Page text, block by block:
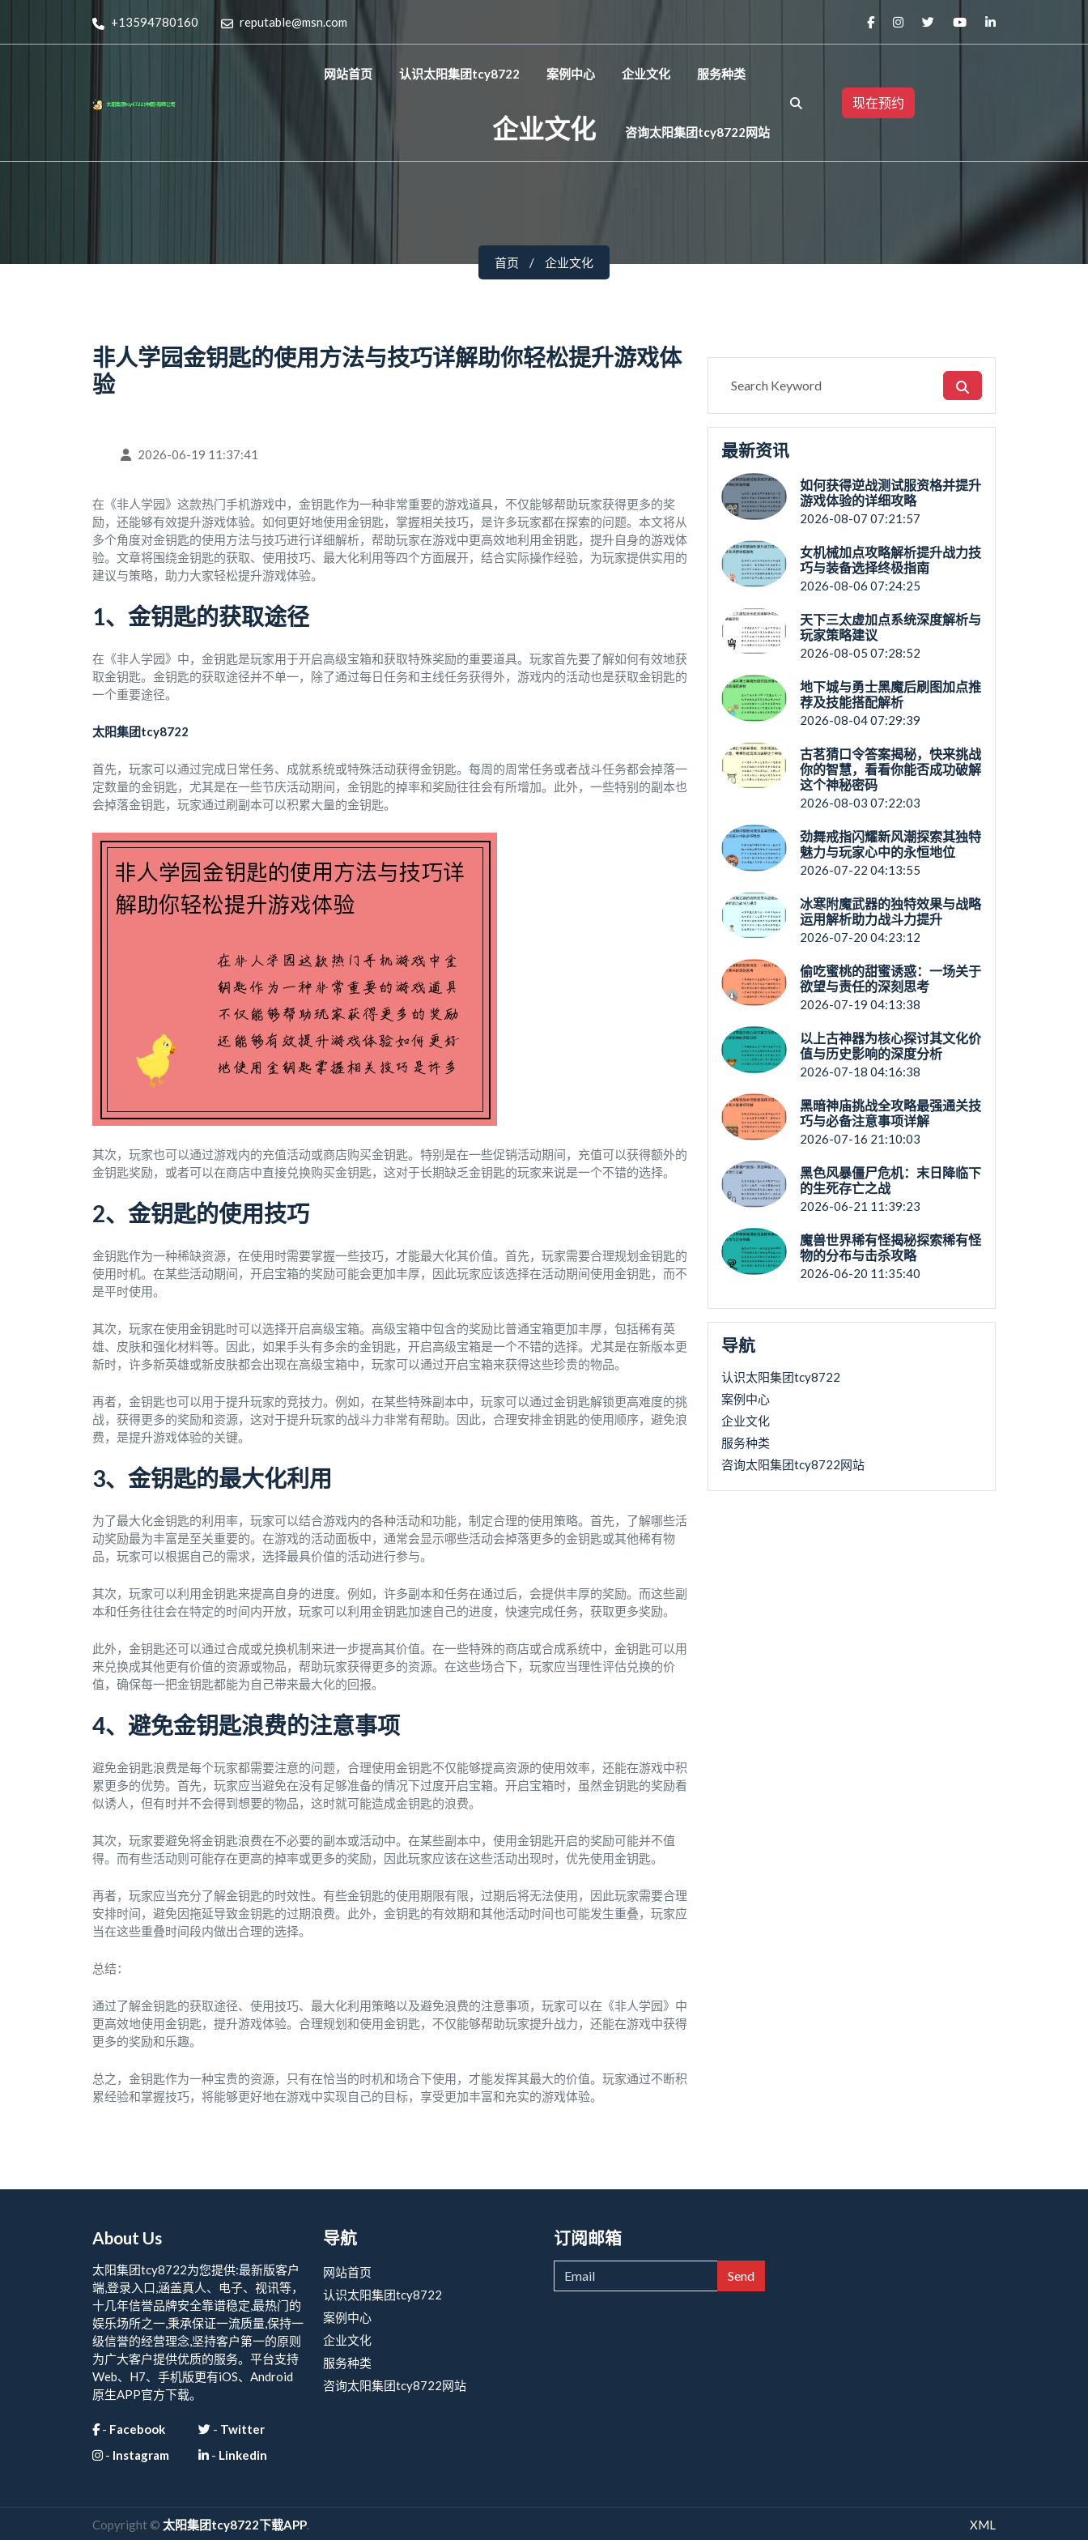
+13594780160 reputable@msn.com
网站首页 认识太阳集团tcy8722 案例中心 企业文化 服务种类
咨询太阳集团tcy8722网站
现在预约
企业文化
首页 企业文化
非人学园金钥匙的使用方法与技巧详解助你轻松提升游戏体
验
2026-06-19 11:37:41
在《非人学园》这款热门手机游戏中，金钥匙作为一种非常重要的游戏道具，不仅能够帮助玩家获得更多的奖
励，还能够有效提升游戏体验。如何更好地使用金钥匙，掌握相关技巧，是许多玩家都在探索的问题。本文将从
多个角度对金钥匙的使用方法与技巧进行详细解析，帮助玩家在游戏中更高效地利用金钥匙，提升自身的游戏体
验。文章将围绕金钥匙的获取、使用技巧、最大化利用等四个方面展开，结合实际操作经验，为玩家提供实用的
建议与策略，助力大家轻松提升游戏体验。
1、金钥匙的获取途径
在《非人学园》中，金钥匙是玩家用于开启高级宝箱和获取特殊奖励的重要道具。玩家首先要了解如何有效地获
取金钥匙。金钥匙的获取途径并不单一，除了通过每日任务和主线任务获得外，游戏内的活动也是获取金钥匙的
一个重要途径。
太阳集团tcy8722
首先，玩家可以通过完成日常任务、成就系统或特殊活动获得金钥匙。每周的周常任务或者战斗任务都会掉落一
定数量的金钥匙，尤其是在一些节庆活动期间，金钥匙的掉率和奖励往往会有所增加。此外，一些特别的副本也
会掉落金钥匙，玩家通过刷副本可以积累大量的金钥匙。
其次，玩家也可以通过游戏内的充值活动或商店购买金钥匙。特别是在一些促销活动期间，充值可以获得额外的
金钥匙奖励，或者可以在商店中直接兑换购买金钥匙，这对于长期缺乏金钥匙的玩家来说是一个不错的选择。
2、金钥匙的使用技巧
金钥匙作为一种稀缺资源，在使用时需要掌握一些技巧，才能最大化其价值。首先，玩家需要合理规划金钥匙的
使用时机。在某些活动期间，开启宝箱的奖励可能会更加丰厚，因此玩家应该选择在活动期间使用金钥匙，而不
是平时使用。
其次，玩家在使用金钥匙时可以选择开启高级宝箱。高级宝箱中包含的奖励比普通宝箱更加丰厚，包括稀有英
雄、皮肤和强化材料等。因此，如果手头有多余的金钥匙，开启高级宝箱是一个不错的选择。尤其是在新版本更
新时，许多新英雄或新皮肤都会出现在高级宝箱中，玩家可以通过开启宝箱来获得这些珍贵的物品。
再者，金钥匙也可以用于提升玩家的竞技力。例如，在某些特殊副本中，玩家可以通过金钥匙解锁更高难度的挑
战，获得更多的奖励和资源，这对于提升玩家的战斗力非常有帮助。因此，合理安排金钥匙的使用顺序，避免浪
费，是提升游戏体验的关键。
3、金钥匙的最大化利用
为了最大化金钥匙的利用率，玩家可以结合游戏内的各种活动和功能，制定合理的使用策略。首先，了解哪些活
动奖励最为丰富是至关重要的。在游戏的活动面板中，通常会显示哪些活动会掉落更多的金钥匙或其他稀有物
品，玩家可以根据自己的需求，选择最具价值的活动进行参与。
其次，玩家可以利用金钥匙来提高自身的进度。例如，许多副本和任务在通过后，会提供丰厚的奖励。而这些副
本和任务往往会在特定的时间内开放，玩家可以利用金钥匙加速自己的进度，快速完成任务，获取更多奖励。
此外，金钥匙还可以通过合成或兑换机制来进一步提高其价值。在一些特殊的商店或合成系统中，金钥匙可以用
来兑换成其他更有价值的资源或物品，帮助玩家获得更多的资源。在这些场合下，玩家应当理性评估兑换的价
值，确保每一把金钥匙都能为自己带来最大化的回报。
4、避免金钥匙浪费的注意事项
避免金钥匙浪费是每个玩家都需要注意的问题，合理使用金钥匙不仅能够提高资源的使用效率，还能在游戏中积
累更多的优势。首先，玩家应当避免在没有足够准备的情况下过度开启宝箱。开启宝箱时，虽然金钥匙的奖励看
似诱人，但有时并不会得到想要的物品，这时就可能造成金钥匙的浪费。
其次，玩家要避免将金钥匙浪费在不必要的副本或活动中。在某些副本中，使用金钥匙开启的奖励可能并不值
得。而有些活动则可能存在更高的掉率或更多的奖励，因此玩家应该在这些活动出现时，优先使用金钥匙。
再者，玩家应当充分了解金钥匙的时效性。有些金钥匙的使用期限有限，过期后将无法使用，因此玩家需要合理
安排时间，避免因拖延导致金钥匙的过期浪费。此外，金钥匙的有效期和其他活动时间也可能发生重叠，玩家应
当在这些重叠时间段内做出合理的选择。
总结：
通过了解金钥匙的获取途径、使用技巧、最大化利用策略以及避免浪费的注意事项，玩家可以在《非人学园》中
更高效地使用金钥匙，提升游戏体验。合理规划和使用金钥匙，不仅能够帮助玩家提升战力，还能在游戏中获得
更多的奖励和乐趣。
总之，金钥匙作为一种宝贵的资源，只有在恰当的时机和场合下使用，才能发挥其最大的价值。玩家通过不断积
累经验和掌握技巧，将能够更好地在游戏中实现自己的目标，享受更加丰富和充实的游戏体验。
最新资讯
如何获得逆战测试服资格并提升
游戏体验的详细攻略
2026-08-07 07:21:57
女机械加点攻略解析提升战力技
巧与装备选择终极指南
2026-08-06 07:24:25
天下三太虚加点系统深度解析与
玩家策略建议
2026-08-05 07:28:52
地下城与勇士黑魔后刷图加点推
荐及技能搭配解析
2026-08-04 07:29:39
古茗猜口令答案揭秘，快来挑战
你的智慧，看看你能否成功破解
这个神秘密码
2026-08-03 07:22:03
劲舞戒指闪耀新风潮探索其独特
魅力与玩家心中的永恒地位
2026-07-22 04:13:55
冰寒附魔武器的独特效果与战略
运用解析助力战斗力提升
2026-07-20 04:23:12
偷吃蜜桃的甜蜜诱惑：一场关于
欲望与责任的深刻思考
2026-07-19 04:13:38
以上古神器为核心探讨其文化价
值与历史影响的深度分析
2026-07-18 04:16:38
黑暗神庙挑战全攻略最强通关技
巧与必备注意事项详解
2026-07-16 21:10:03
黑色风暴僵尸危机：末日降临下
的生死存亡之战
2026-06-21 11:39:23
魔兽世界稀有怪揭秘探索稀有怪
物的分布与击杀攻略
2026-06-20 11:35:40
导航
认识太阳集团tcy8722
案例中心
企业文化
服务种类
咨询太阳集团tcy8722网站
About Us
太阳集团tcy8722为您提供:最新版客户
端,登录入口,涵盖真人、电子、视讯等，
十几年信誉品牌安全靠谱稳定,最热门的
娱乐场所之一,秉承保证一流质量,保持一
级信誉的经营理念,坚持客户第一的原则
为广大客户提供优质的服务。平台支持
Web、H7、手机版更有iOS、Android
原生APP官方下载。
- Facebook - Twitter
- Instagram - Linkedin
导航
网站首页
认识太阳集团tcy8722
案例中心
企业文化
服务种类
咨询太阳集团tcy8722网站
订阅邮箱
Send
Copyright © 太阳集团tcy8722下载APP. XML